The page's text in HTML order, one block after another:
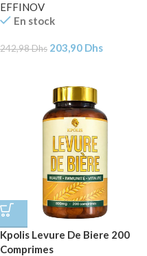
EFFINOV
En stock
242,98Dhs 203,90 Dhs
Kpolis Levure De Biere 200
Comprimes